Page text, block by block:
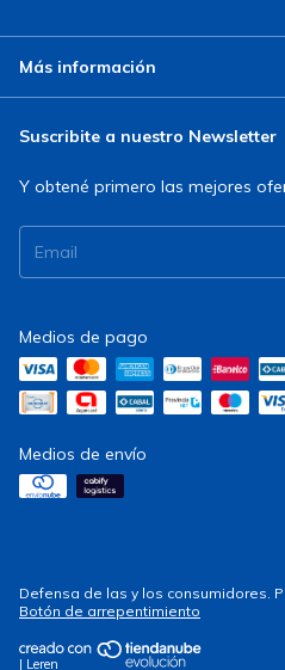
Más información
Suscribite a nuestro Newsletter
Y obtené primero las mejores
Medios de pago
Medios de envío
Defensa de las y los consumidores.
Botón de arrepentimiento
| Leren